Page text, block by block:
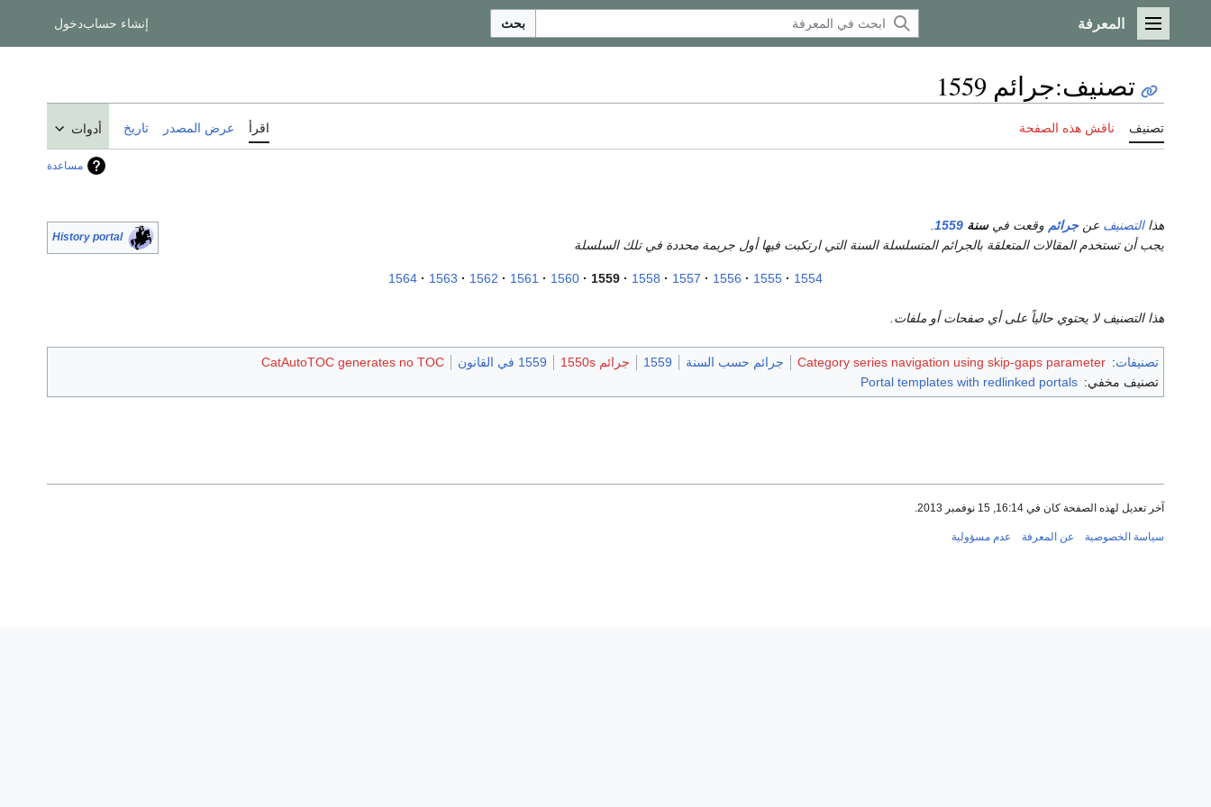
القائمة الرئيسية
المعرفة بحث إنشاء حسابدخول
تصنيف:جرائم 1559
تصنيف ناقش هذه الصفحة اقرأ عرض المصدر تاريخ أدوات
مساعدة
History portal
هذاالتصنيف عنجرائم وقعت فيسنة 1559
يجب أن تستخدم المقالات المتعلقة بالجرائم المتسلسلة السنة التي ارتكبت فيها أول جريمة محددة في تلك السلسلة
1554
1555
1556
1557
1558
1559
1560
1561
1562
1563
1564
هذا التصنيف لا يحتوي حالياً على أي صفحات أو ملفات.
تصنيفات:
Category series navigation using skip-gaps parameter جرائم حسب السنة 1559 جرائم 1550s 1559 في القانون
CatAutoTOC generates no TOC
تصنيف مخفي: Portal templates with redlinked portals
آخر تعديل لهذه الصفحة كان في 16:14, 15 نوفمبر 2013.
سياسة الخصوصية عن المعرفة عدم مسؤولية